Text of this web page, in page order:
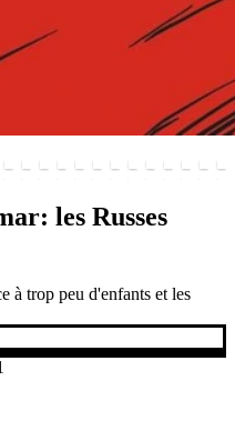
les Russes
à trop peu d'enfants et les